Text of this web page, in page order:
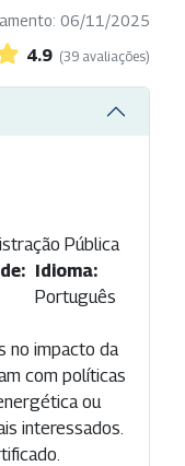
06/11/2025
4.9 (39 avaliações)
Pública
Idioma:
Português
no impacto da
com políticas
ou
interessados.